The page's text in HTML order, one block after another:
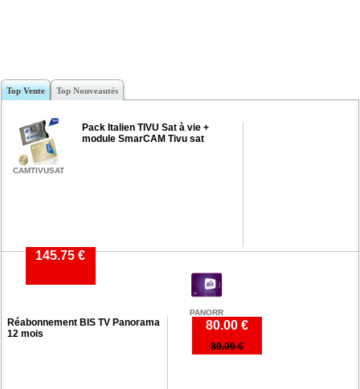
Top Vente Top Nouveautés
CAMTIVUSAT
Pack Italien TIVU Sat à vie +
module SmarCAM Tivu sat
145.75 €
PANORR
Réabonnement BIS TV Panorama
12 mois
80.00 €
89.09 €